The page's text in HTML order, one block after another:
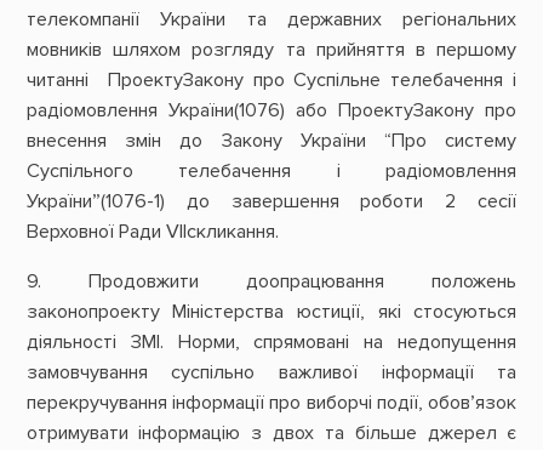
телекомпанії України та державних регіональних
мовників шляхом розгляду та прийняття в першому
читанні ПроектуЗакону про Суспільне телебачення і
радіомовлення України(1076) або ПроектуЗакону про
внесення змін до Закону України “Про систему
Суспільного телебачення і радіомовлення
України”(1076-1) до завершення роботи 2 сесії
Верховної Ради VIIскликання.
9. Продовжити доопрацювання положень
законопроекту Міністерства юстиції, які стосуються
діяльності ЗМІ. Норми, спрямовані на недопущення
замовчування суспільно важливої інформації та
перекручування інформації про виборчі події, обов’язок
отримувати інформацію з двох та більше джерел є